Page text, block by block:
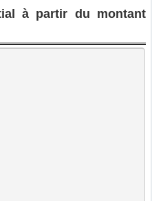
à partir du montant